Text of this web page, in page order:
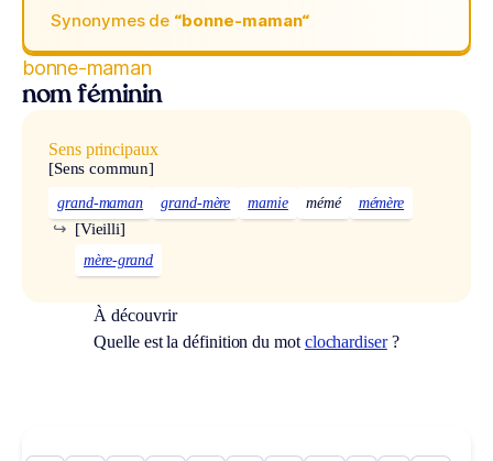
Synonymes de “bonne-maman“
bonne-maman
nom féminin
Sens principaux
[Sens commun]
grand-maman grand-mère mamie mémé mémère
[Vieilli]
↪
mère-grand
À découvrir
Quelle est la définition du mot clochardiser?